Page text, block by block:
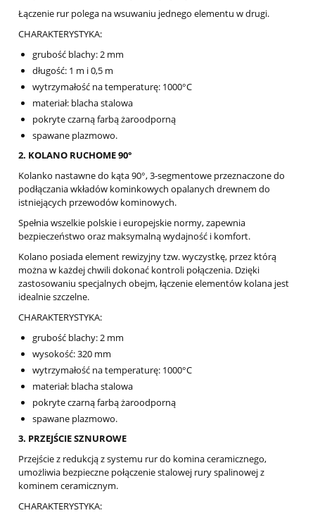
Łączenie rur polega na wsuwaniu jednego elementu w drugi.
CHARAKTERYSTYKA:
grubość blachy: 2 mm
długość: 1 m i 0,5 m
wytrzymałość na temperaturę: 1000°C
materiał: blacha stalowa
pokryte czarną farbą żaroodporną
spawane plazmowo.
2. KOLANO RUCHOME 90°
Kolanko nastawne do kąta 90°, 3-segmentowe przeznaczone do
podłączania wkładów kominkowych opalanych drewnem do
istniejących przewodów kominowych.
Spełnia wszelkie polskie i europejskie normy, zapewnia
bezpieczeństwo oraz maksymalną wydajność i komfort.
Kolano posiada element rewizyjny tzw. wyczystkę, przez którą
można w każdej chwili dokonać kontroli połączenia. Dzięki
zastosowaniu specjalnych obejm, łączenie elementów kolana jest
idealnie szczelne.
CHARAKTERYSTYKA:
grubość blachy: 2 mm
wysokość: 320 mm
wytrzymałość na temperaturę: 1000°C
materiał: blacha stalowa
pokryte czarną farbą żaroodporną
spawane plazmowo.
3. PRZEJŚCIE SZNUROWE
Przejście z redukcją z systemu rur do komina ceramicznego,
umożliwia bezpieczne połączenie stalowej rury spalinowej z
kominem ceramicznym.
CHARAKTERYSTYKA: